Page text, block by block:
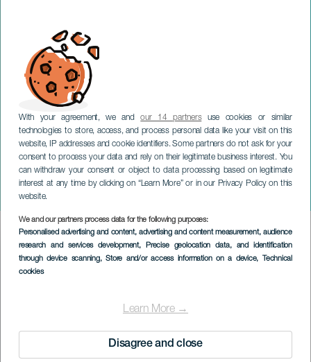
With your agreement, we andour 14 partnersuse cookies or similar
technologies to store, access, and process personal data like your visit on this
website, IP addresses and cookie identifiers. Some partners do not ask for your
consent to process your data and rely on their legitimate business interest. You
can withdraw your consent or object to data processing based on legitimate
interest at any time by clicking on “Learn More” or in our Privacy Policy on this
website.
We and our partners process data for the following purposes:
Personalised advertising and content, advertising and content measurement, audience
research and services development, Precise geolocation data, and identification
through device scanning, Store and/or access information on a device, Technical
cookies
Learn More →
Disagree and close
Roméo et Juliette
TENERIFE
Imagen
Listado